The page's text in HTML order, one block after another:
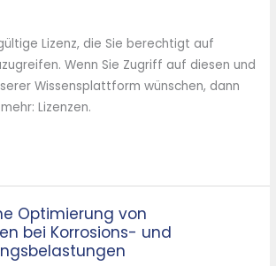
Lizenz, die Sie berechtigt auf
Wenn Sie Zugriff auf diesen und
Wissensplattform wünschen, dann
Lizenzen.
Optimierung von
bei Korrosions- und